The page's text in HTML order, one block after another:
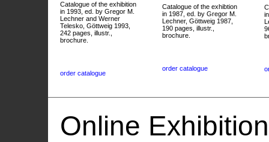
Catalogue of the exhibition
in 1993, ed. by Gregor M.
Lechner and Werner
Telesko, Göttweig 1993,
242 pages, illustr.,
brochure.
order catalogue
Catalogue of the exhibtion
in 1987, ed. by Gregor M.
Lechner, Göttweig 1987,
190 pages, illustr.,
brochure.
order catalogue
Online